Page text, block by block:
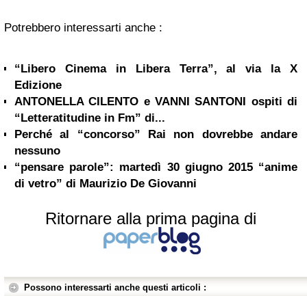
Potrebbero interessarti anche :
“Libero Cinema in Libera Terra”, al via la X
Edizione
ANTONELLA CILENTO e VANNI SANTONI ospiti di
“Letteratitudine in Fm” di...
Perché al “concorso” Rai non dovrebbe andare
nessuno
“pensare parole”: martedì 30 giugno 2015 “anime
di vetro” di Maurizio De Giovanni
Ritornare alla prima pagina di
Possono interessarti anche questi articoli :